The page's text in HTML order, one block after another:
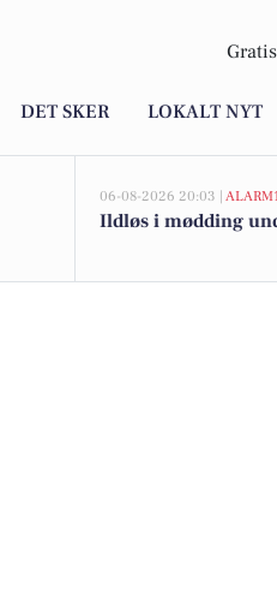
DET SKER LOKALT NYT
06-08-2026 20:03 |
Ildløs i mødding
i den kommende uge